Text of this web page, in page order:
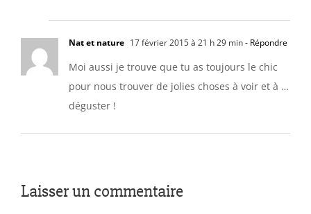
Nat et nature 17 février 2015 à 21 h 29 min- Répondre
Moi aussi je trouve que tu as toujours le chic
pour nous trouver de jolies choses à voir et à …
déguster !
Laisser un commentaire